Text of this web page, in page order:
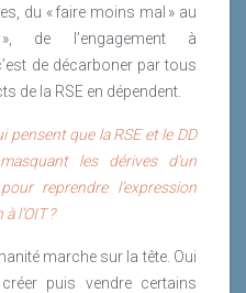
du « faire moins mal » au
», de l’engagement à
de décarboner par tous
de la RSE en dépendent.
pensent que la RSE et le DD
les dérives d’un
reprendre l’expression
l’OIT ?
marche sur la tête. Oui
puis vendre certains